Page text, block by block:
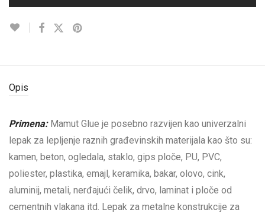
Opis
Primena:Mamut Glue je posebno razvijen kao univerzalni
lepak za lepljenje raznih građevinskih materijala kao što su:
kamen, beton, ogledala, staklo, gips ploče, PU, PVC,
poliester, plastika, emajl, keramika, bakar, olovo, cink,
aluminij, metali, nerđajući čelik, drvo, laminat i ploče od
cementnih vlakana itd. Lepak za metalne konstrukcije za